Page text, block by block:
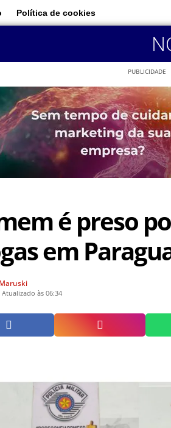
Política de cookies
PUBLICIDADE
é preso
em
Atualizado às 06:34